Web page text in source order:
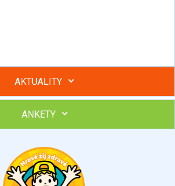
AKTUALITY
lektorky a skupiny v kurzech STOBu
Najděte si odborníka STOBu ve
ANKETY